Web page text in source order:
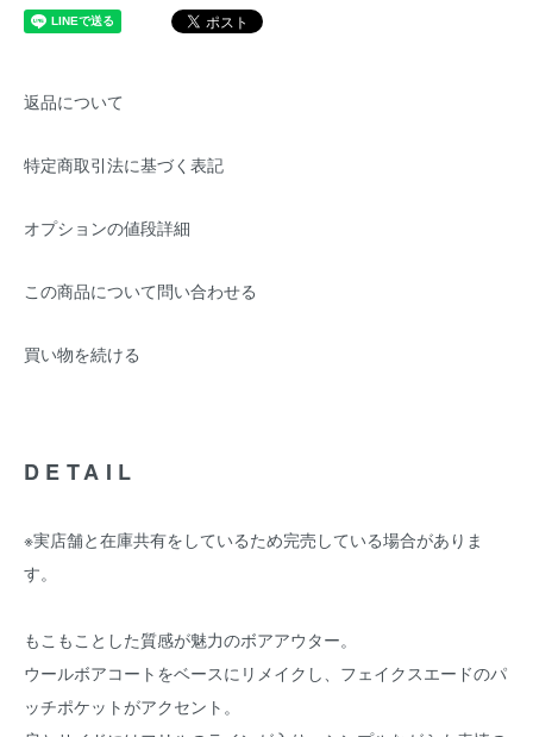
返品について
特定商取引法に基づく表記
オプションの値段詳細
この商品について問い合わせる
買い物を続ける
DETAIL
※実店舗と在庫共有をしているため完売している場合がありま
す。
もこもことした質感が魅力のボアアウター。
ウールボアコートをベースにリメイクし、フェイクスエードのパ
ッチポケットがアクセント。